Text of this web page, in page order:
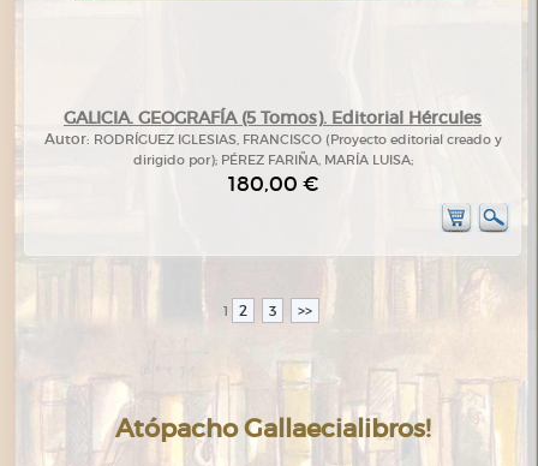
GALICIA. GEOGRAFÍA (5 Tomos). Editorial Hércules
Autor: RODRÍGUEZ IGLESIAS, FRANCISCO (Proyecto editorial creado y
dirigido por); PÉREZ FARIÑA, MARÍA LUISA;
180,00 €
1 2 3 >>
Atópacho Gallaecialibros!